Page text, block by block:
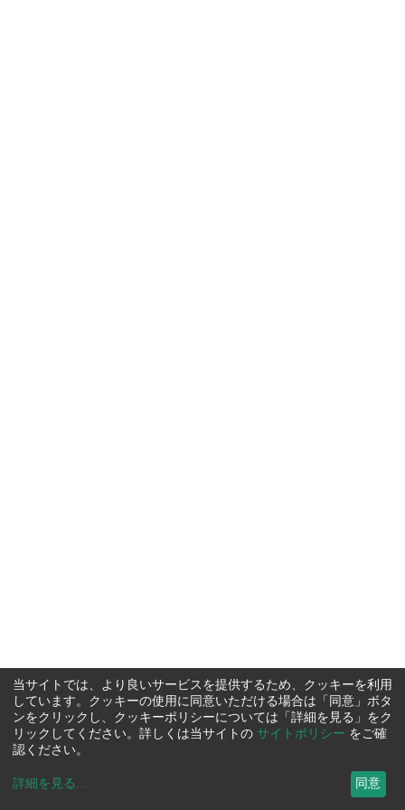
当サイトでは、より良いサービスを提供するため、クッキーを利用
しています。クッキーの使用に同意いただける場合は「同意」ボタ
ンをクリックし、クッキーポリシーについては「詳細を見る」をク
リックしてください。詳しくは当サイトの サイトポリシー をご確
認ください。
詳細を見る ... 同意